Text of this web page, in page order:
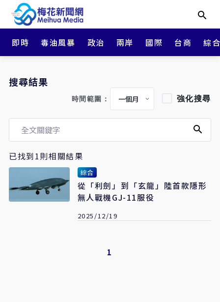
即時 毒油風暴 政治 兩岸 國際 台商 綜
搜尋結果
時間範圍： 強化搜尋
已找到1則相關結果
綜合
從「利劍」到「玄龍」陸首款隱形
無人戰機GJ-11服役
2025/12/19
1